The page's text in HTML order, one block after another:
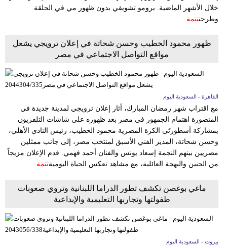
خلال الأشهر الماضية. برومو تشويقي بدون ظهور مي في الحلقة
وطرحتتتمة
ظهور محمود الخطيب وحسن شحاتة في إعلان ترويجي يشعل
مواقع التواصل الاجتماعي في مصر
القاهرة - السعودية اليوم
مع اقتراب شهر رمضان المبارك، أثار إعلان ترويجي لمدينة جديدة في
المنصورة اهتمام الجمهور في مصر بعد ظهوره على شاشات التلفزيون
بمشاركة أسطورتَي الكرة المصرية محمود الخطيب، رئيس النادي الأهلي،
وحسن شحاتة، المدير الفني الأسبق لمنتخب مصر، إلى جانب ممثلين
مصريين بينهم النجمة إسعاد يونس والفنان أحمد فهمي. قدم الإعلان مزيجاً
من الحنين والبهجة العائلية، مع مشاهد تعكس الحياة اليوميةتتمة
ماغي بوغصن تكشف تطور الدراما اللبنانية وتروي صعوبات
طفولتها وتجاربها التعليمية والإبداعية
بيروت - السعودية اليوم